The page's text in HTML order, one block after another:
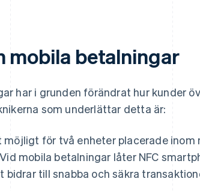
mobila betalningar
har i grunden förändrat hur kunder
som underlättar detta är:
för två enheter placerade inom
mobila betalningar låter NFC
bidrar till snabba och säkra